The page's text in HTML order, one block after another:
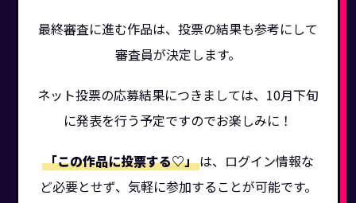
最終審査に進む作品は、投票の結果も参考にして
審査員が決定します。
ネット投票の応募結果につきましては、10月下旬
に発表を行う予定ですのでお楽しみに！
「この作品に投票する♡」は、ログイン情報な
ど必要とせず、気軽に参加することが可能です。